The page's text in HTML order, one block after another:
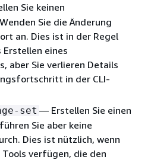
Sie keinen
Sie die Änderung
an. Dies ist in der Regel
Erstellen eines
aber Sie verlieren Details
in der CLI-
set — Erstellen Sie einen
Sie aber keine
Dies ist nützlich, wenn
Tools verfügen, die den